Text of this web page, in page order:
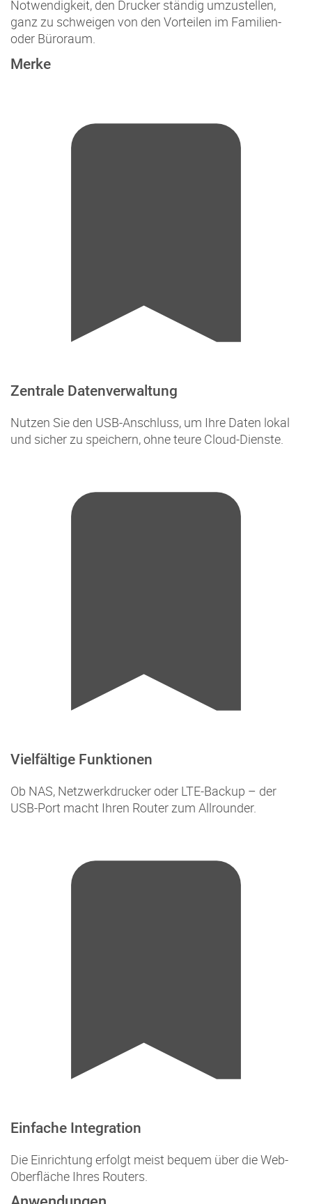
Notwendigkeit, den Drucker ständig umzustellen,
ganz zu schweigen von den Vorteilen im Familien-
oder Büroraum.
Merke
Zentrale Datenverwaltung
Nutzen Sie den USB-Anschluss, um Ihre Daten lokal
und sicher zu speichern, ohne teure Cloud-Dienste.
Vielfältige Funktionen
Ob NAS, Netzwerkdrucker oder LTE-Backup – der
USB-Port macht Ihren Router zum Allrounder.
Einfache Integration
Die Einrichtung erfolgt meist bequem über die Web-
Oberfläche Ihres Routers.